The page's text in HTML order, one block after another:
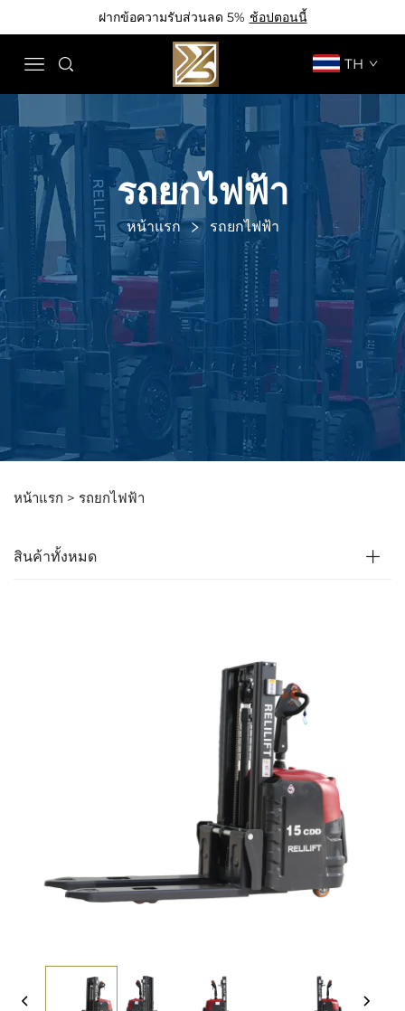
ฝากข้อความรับส่วนลด 5% ช้อปตอนนี้
TH
รถยกไฟฟ้า
หน้าแรก รถยกไฟฟ้า
หน้าแรก > รถยกไฟฟ้า
สินค้าทั้งหมด